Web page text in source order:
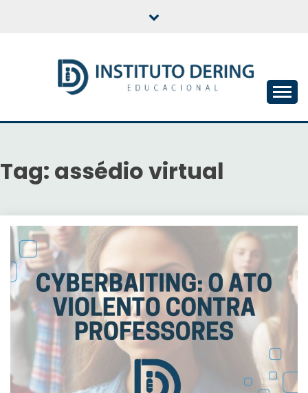
INSTITUTO DERING
EDUCACIONAL
Tag: assédio virtual